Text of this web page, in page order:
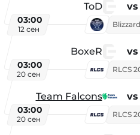
ToD vs
03:00
12 сен
BoxeR vs
03:00
20 сен
Team Falcons vs
03:00
20 сен